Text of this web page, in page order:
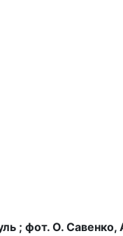
фот. О. Савенко,